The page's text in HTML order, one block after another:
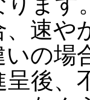
、速や
いの場
呈後、